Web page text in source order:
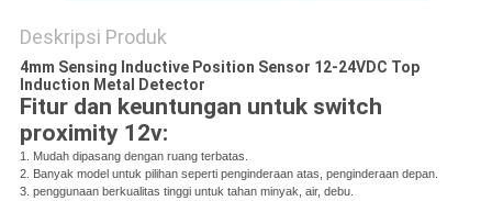
Deskripsi Produk
4mm Sensing Inductive Position Sensor 12-24VDC Top
Induction Metal Detector
Fitur dan keuntungan untuk switch
proximity 12v:
1. Mudah dipasang dengan ruang terbatas.
2. Banyak model untuk pilihan seperti penginderaan atas, penginderaan depan.
3. penggunaan berkualitas tinggi untuk tahan minyak, air, debu.